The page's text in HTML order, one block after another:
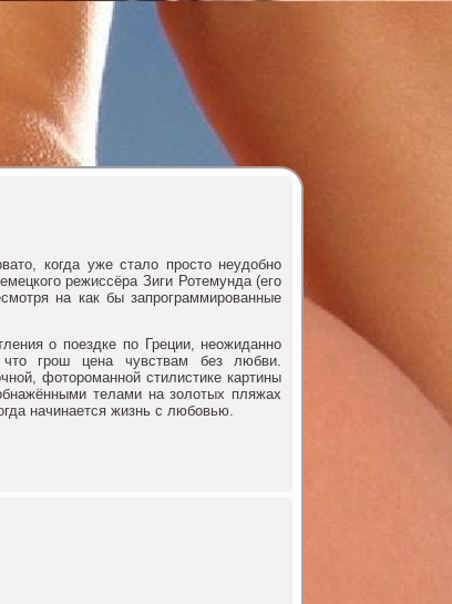
когда уже стало просто неудобно
режиссёра Зиги Ротемунда (его
на как бы запрограммированные
о поездке по Греции, неожиданно
что грош цена чувствам без любви.
фотороманной стилистике картины
телами на золотых пляжах
начинается жизнь с любовью.